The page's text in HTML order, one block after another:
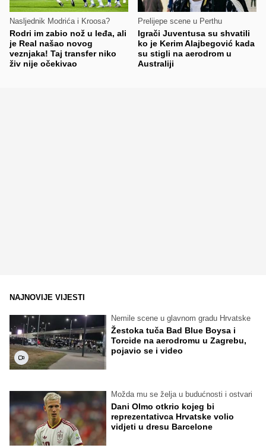
Nasljednik Modrića i Kroosa?
Rodri im zabio nož u leđa, ali
je Real našao novog
veznjaka! Taj transfer niko
živ nije očekivao
Prelijepe scene u Perthu
Igrači Juventusa su shvatili
ko je Kerim Alajbegović kada
su stigli na aerodrom u
Australiji
NAJNOVIJE VIJESTI
Nemile scene u glavnom gradu Hrvatske
Žestoka tuča Bad Blue Boysa i
Torcide na aerodromu u Zagrebu,
pojavio se i video
Možda mu se želja u budućnosti i ostvari
Dani Olmo otkrio kojeg bi
reprezentativca Hrvatske volio
vidjeti u dresu Barcelone